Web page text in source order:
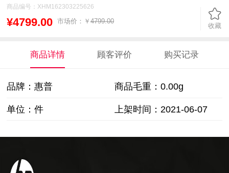
商品编号： XHM162303225626
¥4799.00 市场价：￥ 4799.00
收藏
商品详情 顾客评价 购买记录
品牌：惠普 商品毛重： 0.00g
单位：件 上架时间：2021-06-07